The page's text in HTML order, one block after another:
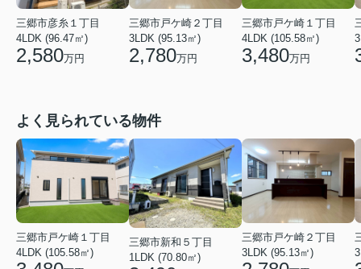
三郷市彦糸１丁目
4LDK (96.47㎡)
2,580万円
三郷市戸ケ崎２丁目
3LDK (95.13㎡)
2,780万円
三郷市戸ケ崎１丁目
4LDK (105.58㎡)
3,480万円
よく見られている物件
三郷市戸ケ崎１丁目
4LDK (105.58㎡)
三郷市新和５丁目
1LDK (70.80㎡)
三郷市戸ケ崎２丁目
3LDK (95.13㎡)